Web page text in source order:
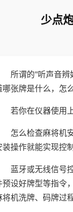
少点
所谓的"听声音
哪张牌是什么，怎
若你在仪器使用
怎么检查麻将机
装操作就能实现控
蓝牙或无线信号
预设好牌型等指令
将机洗牌、码牌过